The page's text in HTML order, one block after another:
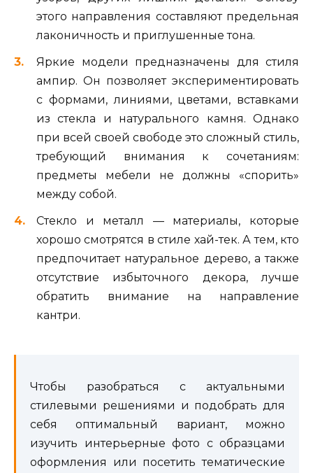
этого направления составляют предельная
лаконичность и приглушенные тона.
Яркие модели предназначены для стиля
ампир. Он позволяет экспериментировать
с формами, линиями, цветами, вставками
из стекла и натурального камня. Однако
при всей своей свободе это сложный стиль,
требующий внимания к сочетаниям:
предметы мебели не должны «спорить»
между собой.
Стекло и металл — материалы, которые
хорошо смотрятся в стиле хай-тек. А тем, кто
предпочитает натуральное дерево, а также
отсутствие избыточного декора, лучше
обратить внимание на направление
кантри.
Чтобы разобраться с актуальными
стилевыми решениями и подобрать для
себя оптимальный вариант, можно
изучить интерьерные фото с образцами
оформления или посетить тематические